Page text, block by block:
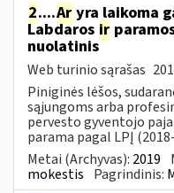
2....Ar yra laikoma
Labdaros ir
nuolatinis
Web turinio sąrašas
Piniginės lėšos,
sąjungoms arba
pervesto gyventojo
parama pagal LPĮ
Metai (Archyvas): 2019
mokestis Pagrindinis: